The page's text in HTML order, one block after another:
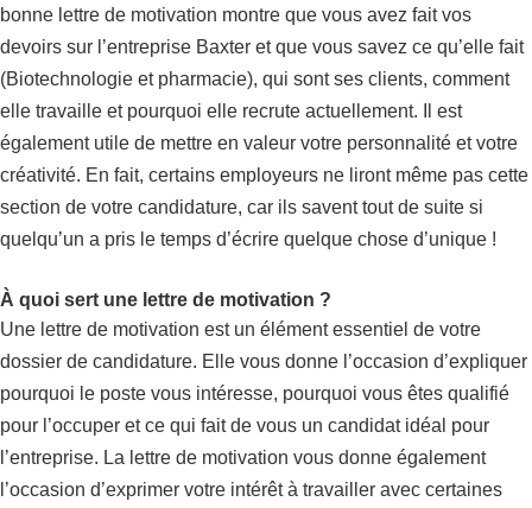
bonne lettre de motivation montre que vous avez fait vos
devoirs sur l’entreprise Baxter et que vous savez ce qu’elle fait
(Biotechnologie et pharmacie), qui sont ses clients, comment
elle travaille et pourquoi elle recrute actuellement. Il est
également utile de mettre en valeur votre personnalité et votre
créativité. En fait, certains employeurs ne liront même pas cette
section de votre candidature, car ils savent tout de suite si
quelqu’un a pris le temps d’écrire quelque chose d’unique !
À quoi sert une lettre de motivation ?
Une lettre de motivation est un élément essentiel de votre
dossier de candidature. Elle vous donne l’occasion d’expliquer
pourquoi le poste vous intéresse, pourquoi vous êtes qualifié
pour l’occuper et ce qui fait de vous un candidat idéal pour
l’entreprise. La lettre de motivation vous donne également
l’occasion d’exprimer votre intérêt à travailler avec certaines